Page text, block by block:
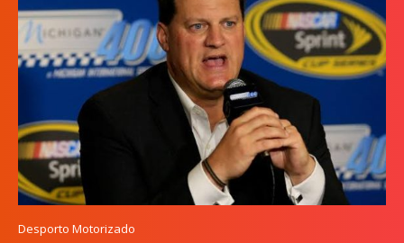
Desporto Motorizado